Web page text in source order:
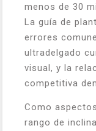
menos de 30
La guía de
errores
ultradelgado
visual, y la
competitiva
Como
rango de